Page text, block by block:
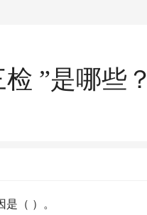
”是哪些？
（ ）。